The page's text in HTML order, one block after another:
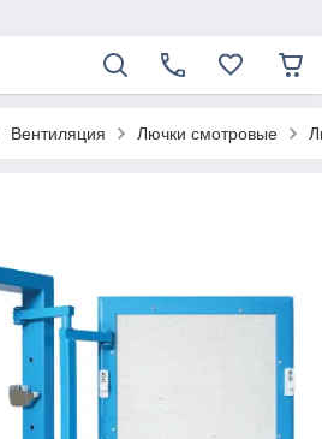
Вентиляция Лючки смотровые